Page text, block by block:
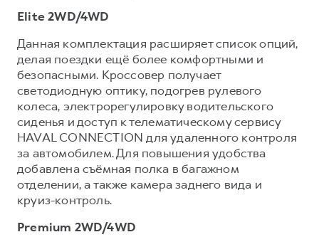
Elite 2WD/4WD
Данная комплектация расширяет список опций,
делая поездки ещё более комфортными и
безопасными. Кроссовер получает
светодиодную оптику, подогрев рулевого
колеса, электрорегулировку водительского
сиденья и доступ к телематическому сервису
HAVAL CONNECTION для удаленного контроля
за автомобилем. Для повышения удобства
добавлена съёмная полка в багажном
отделении, а также камера заднего вида и
круиз-контроль.
Premium 2WD/4WD